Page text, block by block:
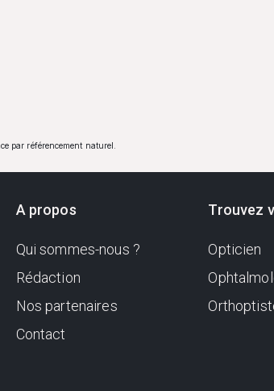
par référencement naturel.
A propos
Qui sommes-nous ?
Rédaction
Nos partenaires
Contact
Trouvez
Opticien